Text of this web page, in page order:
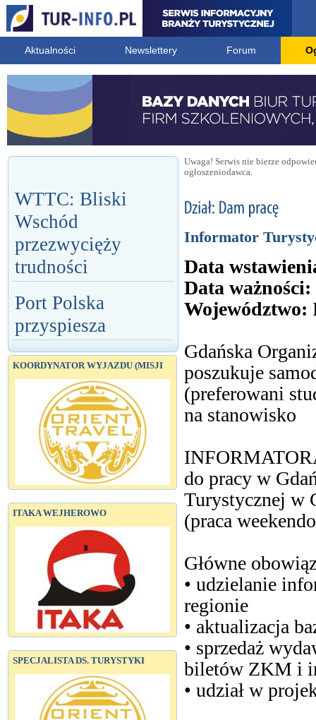
Aktualności Newslettery Forum
WTTC: Bliski
Wschód
przezwycięży
trudności
Port Polska
przyspiesza
KOORDYNATOR WYJAZDU (MISJI
ITAKA WEJHEROWO
SPECJALISTA DS. TURYSTYKI
Uwaga! Serwis nie bierze
ogłoszeniodawca.
Informator
Data
Data ważności:
Województwo:
Gdańska
poszukuje
(preferowani
na stanowisko
do pracy w
Turystycznej w
(praca
Główne
• udzielanie
regionie
• aktualizacja
• sprzedaż
biletów ZKM i
• udział w